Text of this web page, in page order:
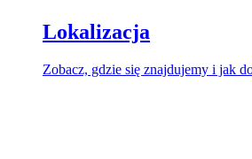
Lokalizacja
Zobacz, gdzie się znajdujemy i jak